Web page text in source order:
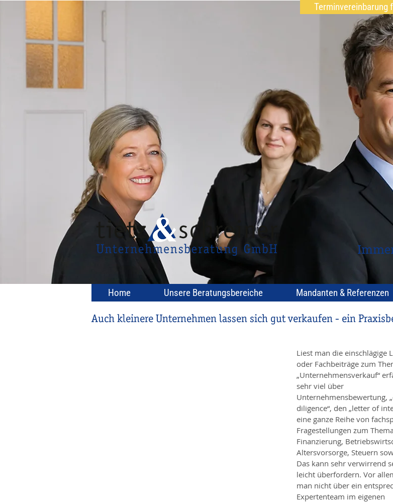
Terminvereinbarung
Home Unsere Beratungsbereiche Mandanten & Referenzen
Auch kleinere Unternehmen lassen sich gut verkaufen - ein
Liest man die einschlägige
oder Fachbeiträge zum
„Unternehmensverkauf“
sehr viel über
Unternehmensbewertung,
diligence“, den „letter of
eine ganze Reihe von
Fragestellungen zum Thema
Finanzierung,
Altersvorsorge, Steuern
Das kann sehr verwirrend
leicht überfordern. Vor
man nicht über ein
Expertenteam im eigenen